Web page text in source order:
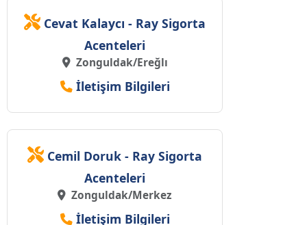
Cevat Kalaycı - Ray Sigorta
Acenteleri
Zonguldak/Ereğlı
İletişim Bilgileri
Cemil Doruk - Ray Sigorta
Acenteleri
Zonguldak/Merkez
İletişim Bilgileri